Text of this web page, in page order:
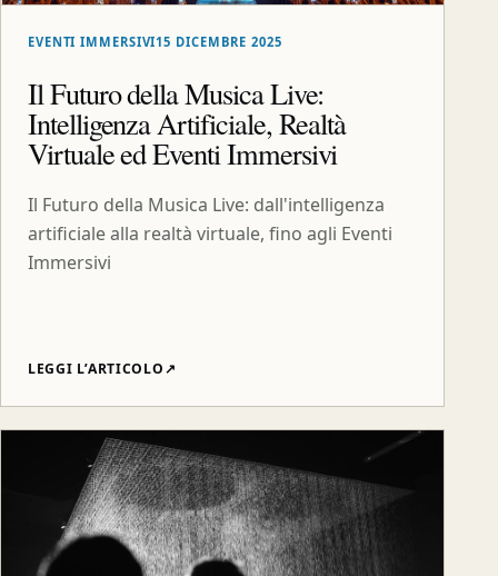
EVENTI IMMERSIVI15 DICEMBRE 2025
Il Futuro della Musica Live:
Intelligenza Artificiale, Realtà
Virtuale ed Eventi Immersivi
Il Futuro della Musica Live: dall'intelligenza
artificiale alla realtà virtuale, fino agli Eventi
Immersivi
LEGGI L’ARTICOLO↗